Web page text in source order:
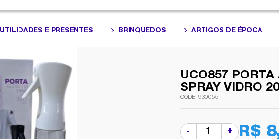
UTILIDADES E PRESENTES BRINQUEDOS ARTIGOS DE ÉPOCA
UCO857
SPRAY VIDRO
930055
- + R$